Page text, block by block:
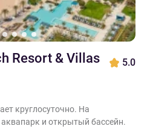
Resort & Villas 5.0
круглосуточно. На
аквапарк и открытый бассейн.